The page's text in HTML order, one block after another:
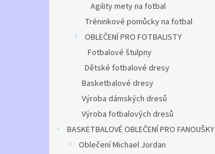
Agility mety na fotbal
Tréninkové pomůcky na fotbal
OBLEČENÍ PRO FOTBALISTY
Fotbalové štulpny
Dětské fotbalové dresy
Basketbalové dresy
Výroba dámských dresů
Výroba fotbalových dresů
BASKETBALOVÉ OBLEČENÍ PRO FANOUŠKY
Oblečení Michael Jordan